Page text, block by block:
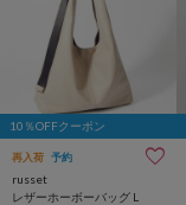
10％OFFクーポン
再入荷 予約
russet
レザーホーボーバッグ L